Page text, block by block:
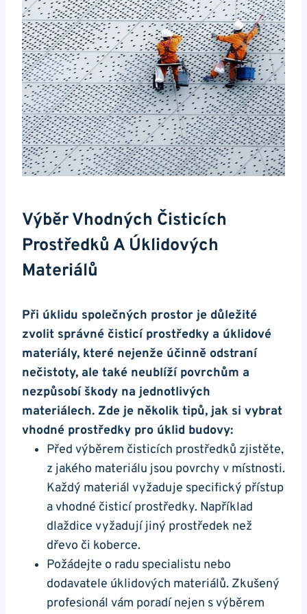
Výběr Vhodných Čisticích⁢
Prostředků A Úklidových
Materiálů
Při úklidu ⁢společných prostor je důležité
zvolit správné⁢ čisticí prostředky a úklidové
materiály, které nejenže účinně odstraní
nečistoty, ale také neublíží⁢ povrchům a
nezpůsobí škody ⁤na⁣ jednotlivých
materiálech. Zde je několik‍ tipů, jak si vybrat
vhodné prostředky pro úklid budovy:
Před výběrem čisticích prostředků zjistěte,
z jakého materiálu jsou povrchy v místnosti.
Každý​ materiál vyžaduje ‍specifický⁤ přístup
a vhodné ‍čisticí prostředky. Například
dlaždice vyžadují jiný prostředek než
dřevo či koberce.
Požádejte ‍o​ radu specialistu nebo
dodavatele úklidových⁣ materiálů. Zkušený
profesionál vám poradí nejen s výběrem